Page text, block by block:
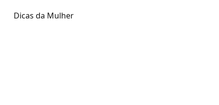
Dicas da Mulher